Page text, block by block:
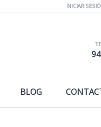
INICIAR
BLOG